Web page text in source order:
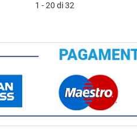
150G AL
1 - 20 di 32